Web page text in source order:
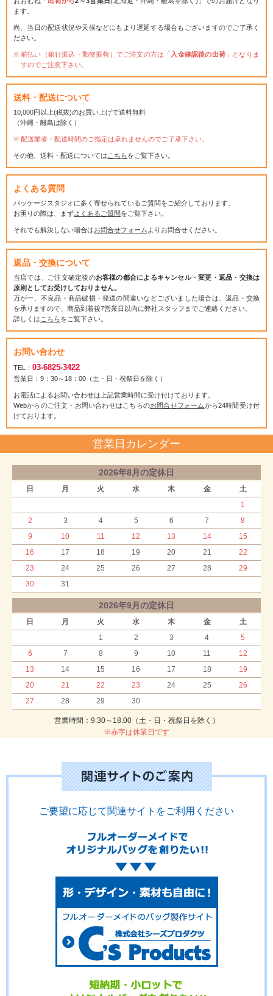
ます。
尚、当日の配送状況や天候などにもより遅延する場合もございますのでご了承く
ださい。
前払い（銀行振込・郵便振替）でご注文の方は「 入金確認後の出荷 」となりま
すのでご注意下さい。
送料・配送について
10,000円以上(税抜)のお買い上げで送料無料
（沖縄・離島は除く）
配送業者・配送時間のご指定は承れませんのでご了承下さい。
その他、送料・配送については こちらをご覧下さい。
よくある質問
パッケージスタジオに多く寄せられているご質問をご紹介しております。
お困りの際は、まずよくあるご質問をご覧下さい。
それでも解決しない場合はお問合せフォーム よりお問合せください。
返品・交換について
当店では、ご注文確定後のお客様の都合によるキャンセル・変更・返品・交換は
原則としてお受けしておりません。
万が一、不良品・商品破損・発送の間違いなどございました場合は、返品・交換
を承りますので、商品到着後7営業日以内に弊社スタッフまでご連絡ください。
詳しくは こちらをご覧下さい。
お問い合わせ
TEL： 03-6825-3422
営業日：9：30～18：00（土・日・祝祭日を除く）
お電話によるお問い合わせは上記営業時間に受け付けております。
Webからのご注文・お問い合わせはこちらのお問合せフォームから24時間受け付
けております。
営業日カレンダー
2026年8月の定休日
日 月 火 水 木 金
土
1
2
3 4 5 6 7
8
9
10 11 12 13 14
15
16
17 18 19 20 21
22
23
24 25 26 27 28
29
30
31
2026年9月の定休日
日 月 火 水 木 金
土
1
2 3 4
5
6
7 8 9 10 11
12
13
14 15 16 17 18
19
20
21 22 23 24 25
26
27
28 29 30
営業時間：9:30～18:00（土・日・祝祭日を除く）
※赤字は休業日です
ご要望に応じて関連サイトをご利用ください